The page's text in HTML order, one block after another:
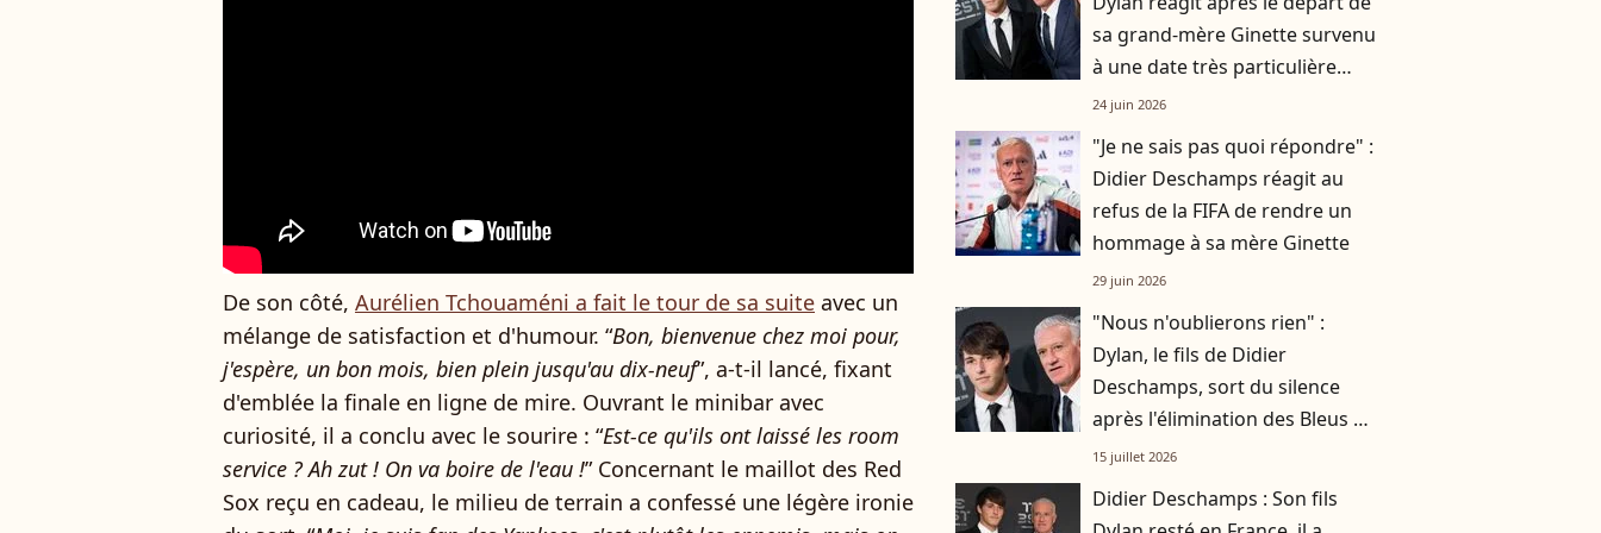
De son côté, Aurélien Tchouaméni a fait le tour de sa suite avec un
mélange de satisfaction et d'humour. “Bon, bienvenue chez moi pour,
j'espère, un bon mois, bien plein jusqu'au dix-neuf”, a-t-il lancé, fixant
d'emblée la finale en ligne de mire. Ouvrant le minibar avec
curiosité, il a conclu avec le sourire : “Est-ce qu'ils ont laissé les room
service ? Ah zut ! On va boire de l'eau !” Concernant le maillot des Red
Sox reçu en cadeau, le milieu de terrain a confessé une légère ironie
sa grand-mère Ginette survenu
à une date très particulière
pour lui
24 juin 2026
"Je ne sais pas quoi répondre" :
Didier Deschamps réagit au
refus de la FIFA de rendre un
hommage à sa mère Ginette
29 juin 2026
"Nous n'oublierons rien" :
Dylan, le fils de Didier
Deschamps, sort du silence
après l'élimination des Bleus de
la Coupe du monde
15 juillet 2026
Didier Deschamps : Son fils